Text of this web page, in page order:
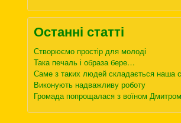
Останні статті
Створюємо простір для молоді
Така печаль і образа бере…
Саме з таких людей складається наша
Виконують надважливу роботу
Громада попрощалася з воїном